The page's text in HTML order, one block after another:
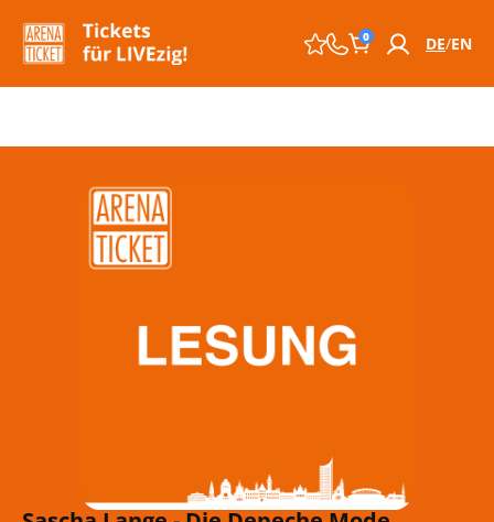
0 DE EN